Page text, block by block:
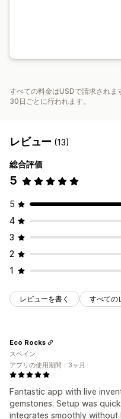
すべての料金はUSDで請求されま
30日ごとに行われます。
レビュー (13)
総合評価
5
5
4
3
2
1
レビューを書く すべての
Fantastic app with live
gemstones. Setup was
integrates smoothly
Eco Rocks
スペイン
アプリの使用期間：3ヶ月